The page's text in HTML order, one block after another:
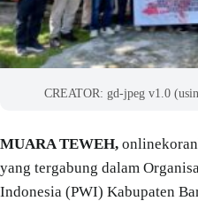
CREATOR: gd-jpeg v1.0
MUARA TEWEH,
yang tergabung dalam
Indonesia (PWI) Kabupaten